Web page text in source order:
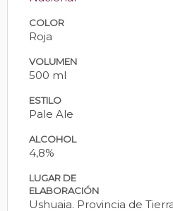
COLOR
Roja
VOLUMEN
500 ml
ESTILO
Pale Ale
ALCOHOL
4,8%
LUGAR DE
ELABORACIÓN
Ushuaia. Provincia de